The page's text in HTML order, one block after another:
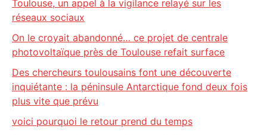
Toulouse, un appel à la vigilance relayé sur les
réseaux sociaux
On le croyait abandonné… ce projet de centrale
photovoltaïque près de Toulouse refait surface
Des chercheurs toulousains font une découverte
inquiétante : la péninsule Antarctique fond deux fois
plus vite que prévu
voici pourquoi le retour prend du temps